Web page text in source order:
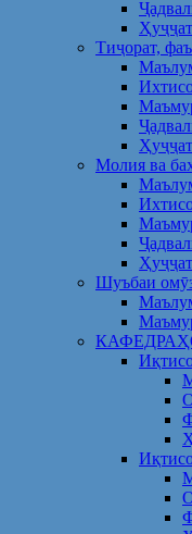
Тиҷорат,
Молия ва
Шуъбаи